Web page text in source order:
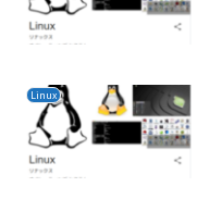
Linux